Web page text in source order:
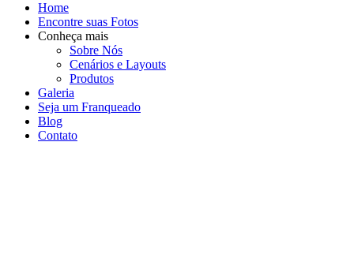
Home
Encontre suas Fotos
Conheça mais
Sobre Nós
Cenários e Layouts
Produtos
Galeria
Seja um Franqueado
Blog
Contato